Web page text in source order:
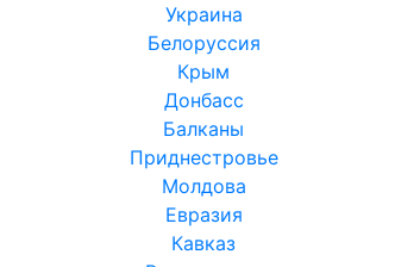
Украина
Белоруссия
Крым
Донбасс
Балканы
Приднестровье
Молдова
Евразия
Кавказ